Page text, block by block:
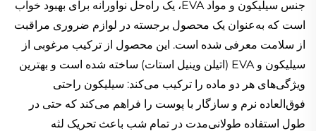
جنس سیلیکون و مواد EVA، یک راه‌حل نوآورانه برای بهبود خواب
است که به‌عنوان یک محصول برجسته در لوازم ضروری مراقبت
از سلامت معرفی شده است. این محصول از ترکیب مرغوبی از
سیلیکون و EVA (اتیلن وینیل استات) ساخته شده است و بهترین
ویژگی‌های هر دو ماده را ترکیب می‌کند: سیلیکون راحتی
فوق‌العاده نرم و سازگار با پوست را فراهم می‌کند که حتی در
طول استفاده طولانی‌مدت در تمام شب باعث تحریک لثه